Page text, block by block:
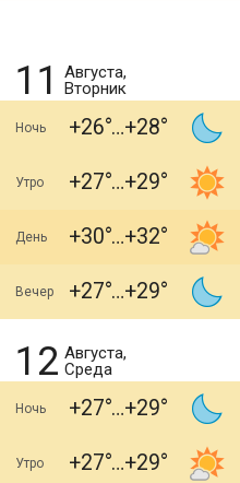
11
Августа,
Вторник
Ночь +26 +28
Утро +27 +29
День +30 +32
Вечер +27 +29
12 Августа,
Среда
Ночь +27 +29
Утро +27 +29